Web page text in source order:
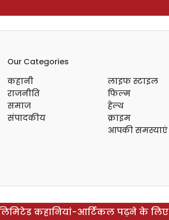
Our Categories
कहानी
राजनीति
समाज
संपादकीय
लाइफ स्टाइल
फिल्म
हेल्थ
क्राइम
आपकी समस्याएं
कहानियां-आर्टिकल पढ़ने के लिए